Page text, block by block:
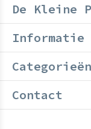
De Kleine
Informatie
Categorieën
Contact